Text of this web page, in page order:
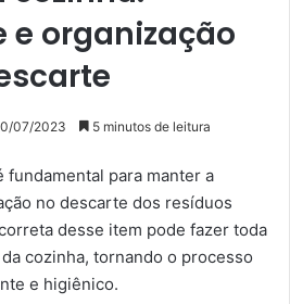
organização
07/2023 5 minutos de leitura
fundamental para manter a
no descarte dos resíduos
desse item pode fazer toda
cozinha, tornando o processo
e higiênico.